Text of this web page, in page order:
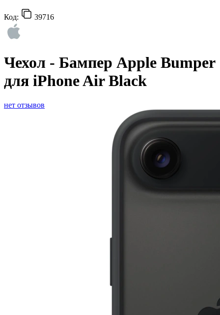
Код: 39716
Чехол - Бампер Apple Bumper
для iPhone Air Black
нет отзывов